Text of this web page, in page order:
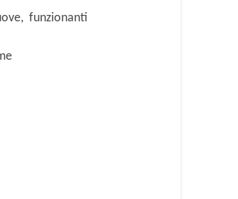
funzionanti